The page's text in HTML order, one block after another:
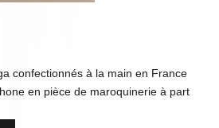
confectionnés à la main en France
en pièce de maroquinerie à part